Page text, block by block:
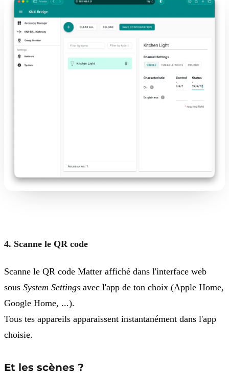
4. Scanne le QR code
Scanne le QR code Matter affiché dans l'interface web
sous System Settings avec l'app de ton choix (Apple Home,
Google Home, ...).
Tous tes appareils apparaissent instantanément dans l'app
choisie.
Et les scènes ?